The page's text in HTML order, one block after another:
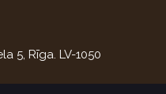
5, Rīga. LV-1050